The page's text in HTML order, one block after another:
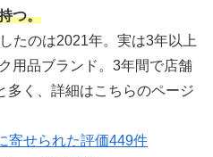
つ。
たのは2021年。実は3年以上
用品ブランド。3年間で店舗
多く、詳細はこちらのページ
寄せられた評価449件